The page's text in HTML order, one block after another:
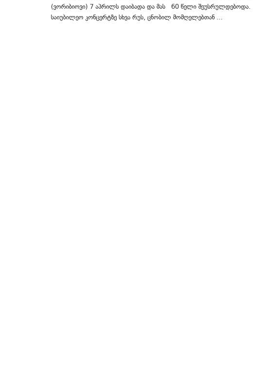
(ვორიბიოვი) 7 აპრილს დაიბადა და მას 60 წელი შეუსრულდებოდა.
საიუბილეო კონცერტზე სხვა რუს, ცნობილ მომღელებთან ...